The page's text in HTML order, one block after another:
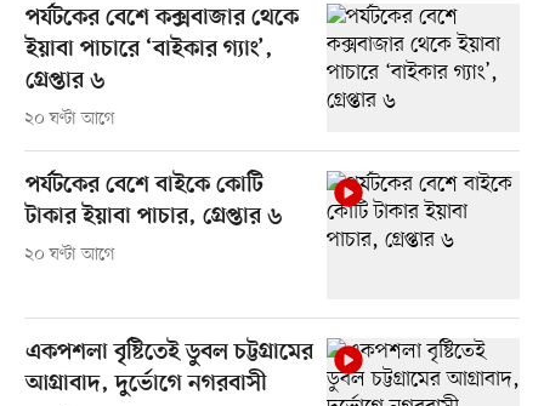
পর্যটকের বেশে কক্সবাজার থেকে
ইয়াবা পাচারে ‘বাইকার গ্যাং’,
গ্রেপ্তার ৬
২০ ঘণ্টা আগে
পর্যটকের বেশে বাইকে কোটি
টাকার ইয়াবা পাচার, গ্রেপ্তার ৬
২০ ঘণ্টা আগে
একপশলা বৃষ্টিতেই ডুবল চট্টগ্রামের
আগ্রাবাদ, দুর্ভোগে নগরবাসী